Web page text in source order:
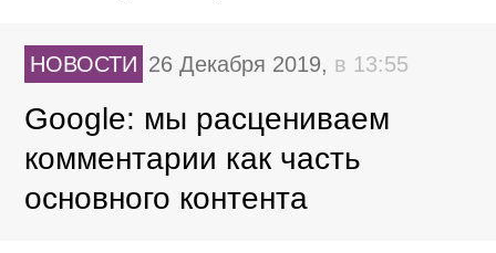
НОВОСТИ 26 Декабря 2019, в 13:55
Google: мы расцениваем
комментарии как часть
основного контента